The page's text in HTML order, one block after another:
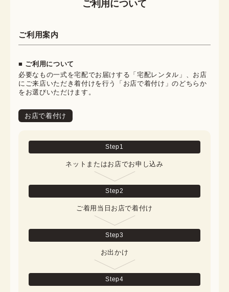
ご利用について
ご利用案内
■ ご利用について
必要なもの一式を宅配でお届けする「宅配レンタル」、お店
にご来店いただき着付けを行う「お店で着付け」のどちらか
をお選びいただけます。
お店で着付け
Step1
ネットまたはお店でお申し込み
Step2
ご着用当日お店で着付け
Step3
お出かけ
Step4